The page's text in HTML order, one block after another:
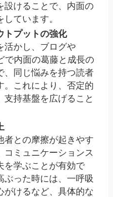
設けることで、内面の
ています。
トプットの強化
活かし、ブログや
で内面の葛藤と成長の
、同じ悩みを持つ読者
。これにより、否定的
支持基盤を広げること
者との摩擦が起きやす
コミュニケーションス
を学ぶことが有効で
ぶった時には、一呼吸
がけるなど、具体的な